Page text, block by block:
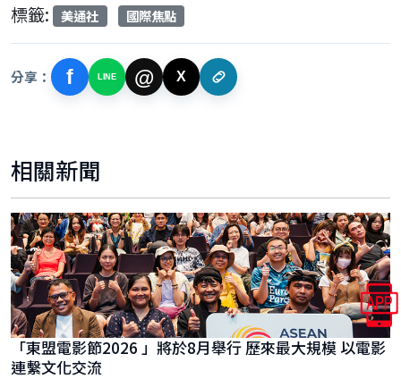
標籤: 美通社 國際焦點
分享： f LINE @ X
相關新聞
「東盟電影節2026 」將於8月舉行 歷來最大規模 以電影
連繫文化交流